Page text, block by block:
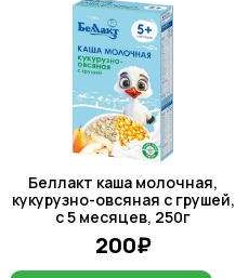
Беллакт каша молочная,
кукурузно-овсяная с грушей,
с 5 месяцев, 250г
200₽